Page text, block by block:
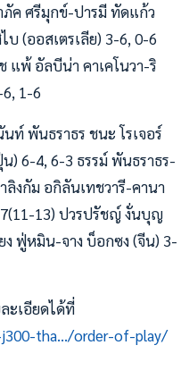
ค ศรีมุกข์-ปารมี ทัดแก้ว
(ออสเตรเลีย) 3-6, 0-6
พ้ อัลบีน่า คาเคโนวา-ริ
1-6
ท์ พันธราธร ชนะ โรเจอร์
) 6-4, 6-3 ธรรม์ พันธราธร-
ลิงกัม อกิลันเทชวารี-คานา
13) ปวรปรัชญ์ งั่นบุญ
ฟู่หมิน-จาง บ็อกซง (จีน) 3-
ะเอียดได้ที่
tha.../order-of-play/